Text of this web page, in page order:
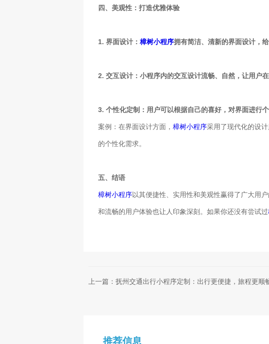
四、美观性：打造优雅体验
1. 界面设计： 樟树小程序拥有简洁、清新的界面设计，
2. 交互设计：小程序内的交互设计流畅、自然，让用户
3. 个性化定制：用户可以根据自己的喜好，对界面进行
案例：在界面设计方面， 樟树小程序采用了现代化的设
的个性化需求。
五、结语
樟树小程序以其便捷性、实用性和美观性赢得了广大用
和流畅的用户体验也让人印象深刻。如果你还没有尝试过
上一篇：抚州交通出行小程序定制：出行更便捷，旅程更顺
推荐信息